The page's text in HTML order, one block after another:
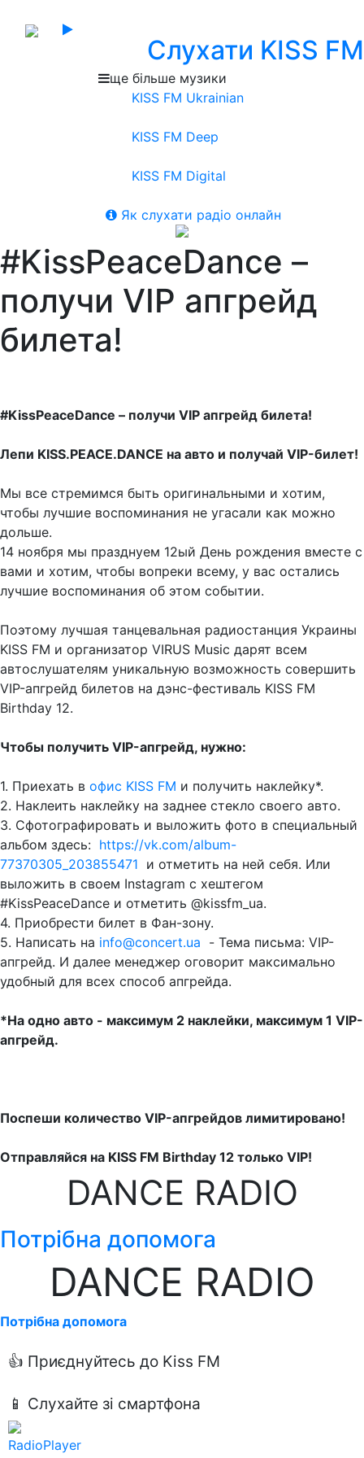
Слухати KISS FM
ще більше музики
KISS FM Ukrainian
KISS FM Deep
KISS FM Digital
Як слухати радіо онлайн
#KissPeaceDance –
получи VIP апгрейд
билета!
#KissPeaceDance – получи VIP апгрейд билета!
Лепи KISS.PEACE.DANCE на авто и получай VIP-билет!
Мы все стремимся быть оригинальными и хотим,
чтобы лучшие воспоминания не угасали как можно
дольше.
14 ноября мы празднуем 12ый День рождения вместе с
вами и хотим, чтобы вопреки всему, у вас остались
лучшие воспоминания об этом событии.
Поэтому лучшая танцевальная радиостанция Украины
KISS FM и организатор VIRUS Music дарят всем
автослушателям уникальную возможность совершить
VIP-апгрейд билетов на дэнс-фестиваль KISS FM
Birthday 12.
Чтобы получить VIP-апгрейд, нужно:
1. Приехать в офис KISS FM и получить наклейку*.
2. Наклеить наклейку на заднее стекло своего авто.
3. Сфотографировать и выложить фото в специальный
альбом здесь: https://vk.com/album-
77370305_203855471 и отметить на ней себя. Или
выложить в своем Instagram с хештегом
#KissPeaceDance и отметить @kissfm_ua.
4. Приобрести билет в Фан-зону.
5. Написать на info@concert.ua - Тема письма: VIP-
апгрейд. И далее менеджер оговорит максимально
удобный для всех способ апгрейда.
*На одно авто - максимум 2 наклейки, максимум 1 VIP-
апгрейд.
Поспеши количество VIP-апгрейдов лимитировано!
Отправляйся на KISS FM Birthday 12 только VIP!
DANCE RADIO
Потрібна допомога
DANCE RADIO
Потрібна допомога
👍 Приєднуйтесь до Kiss FM
📱 Слухайте зі смартфона
RadioPlayer